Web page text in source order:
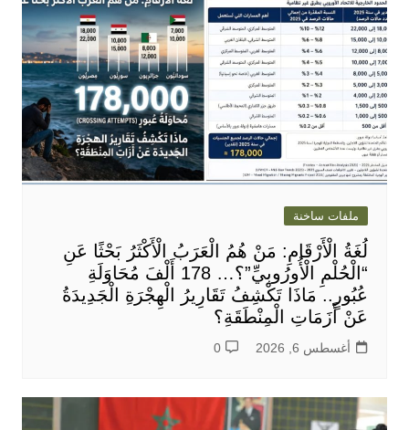
ملفات ساخنة
لُغَةُ الْأَرْقَامِ: مَنْ هُمُ الْعَرَبُ الْأَكْثَرُ بَحْثًا عَنِ
“الْحُلْمِ الْأُورُوبِيِّ”؟… 178 أَلْفَ مُحَاوَلَةِ
عُبُورٍ.. مَاذَا تَكْشِفُ تَقَارِيرُ الْهِجْرَةِ الْجَدِيدَةُ
عَنْ أَزَمَاتِ الْمِنْطَقَةِ؟
أغسطس 6, 2026 0